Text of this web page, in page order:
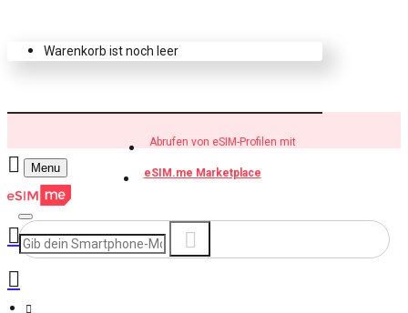
Warenkorb ist noch leer
Abrufen von eSIM-Profilen mit
eSIM.me Marketplace
Menu